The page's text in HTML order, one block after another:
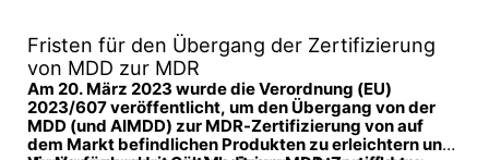
Fristen für den Übergang der Zertifizierung
von MDD zur MDR
Am 20. März 2023 wurde die Verordnung (EU)
2023/607 veröffentlicht, um den Übergang von der
MDD (und AIMDD) zur MDR-Zertifizierung von auf
dem Markt befindlichen Produkten zu erleichtern und